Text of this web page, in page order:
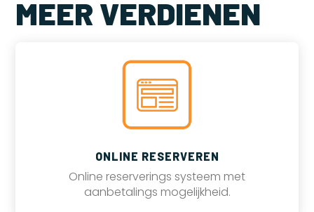
MEER VERDIENEN
ONLINE RESERVEREN
Online reserverings systeem met
aanbetalings mogelijkheid.